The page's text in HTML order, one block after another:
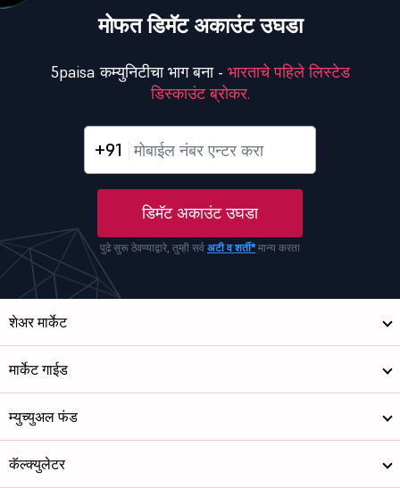
मोफत डिमॅट अकाउंट उघडा
5paisa कम्युनिटीचा भाग बना - भारताचे पहिले लिस्टेड
डिस्काउंट ब्रोकर.
+91
डिमॅट अकाउंट उघडा
पुढे सुरू ठेवण्याद्वारे, तुम्ही सर्व अटी व शर्ती*मान्य करता
शेअर मार्केट
मार्केट गाईड
म्युच्युअल फंड
कॅल्क्युलेटर